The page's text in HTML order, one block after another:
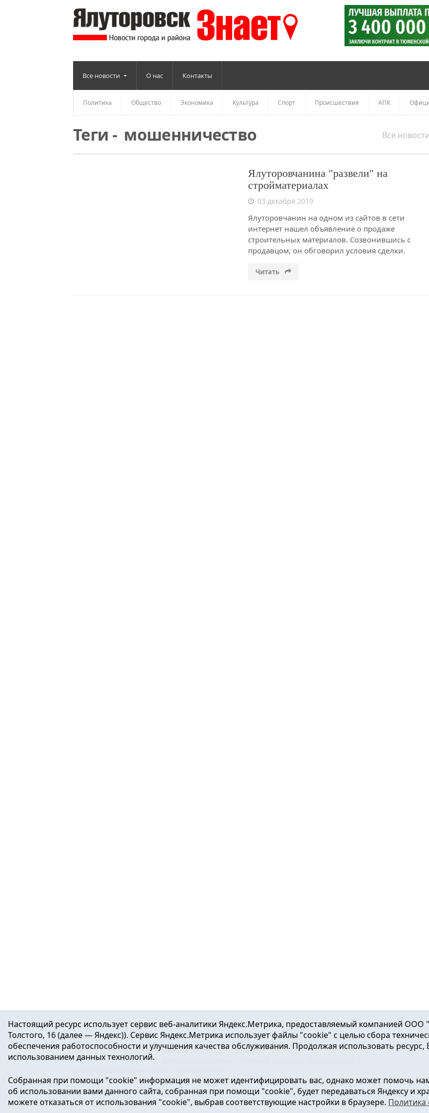
Все новости О нас Контакты
Политика Общество Экономика Культура Спорт Происшествия АПК
Все новости
Теги -мошенничество
Ялуторовчанина "развели" на
стройматериалах
03 декабря 2019
Ялуторовчанин на одном из сайтов в сети
интернет нашел объявление о продаже
строительных материалов. Созвонившись с
продавцом, он обговорил условия сделки.
Читать
16+ ©Ялуторовск знает / Новости города и района2016-2023
Учредитель: АНО «ИИЦ « Ялуторовская жизнь». Главный редактор: Вешкурцева С.П.
Регистрационный номер ЭЛ № ФС 77-64937 от 24.02.2016г. выдан Федеральной службой по надзору в
массовых коммуникаций.
Политика оператора
Настоящий ресурс использует сервис веб-аналитики Яндекс.Метрика, предоставляемый компанией ООО
Толстого, 16 (далее — Яндекс)). Сервис Яндекс.Метрика использует файлы "cookie" с целью сбора
обеспечения работоспособности и улучшения качества обслуживания. Продолжая использовать ресурс,
использованием данных технологий.
Собранная при помощи "cookie" информация не может идентифицировать вас, однако может помочь
об использовании вами данного сайта, собранная при помощи "cookie", будет передаваться Яндексу и
можете отказаться от использования "cookie", выбрав соответствующие настройки в браузере. Политика